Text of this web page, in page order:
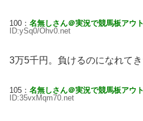
100： 名無しさん＠実況で競馬板アウト
ID:ySq0/Ohv0.net
3万5千円。負けるのになれてき
105： 名無しさん＠実況で競馬板アウト
ID:35vxMqm70.net